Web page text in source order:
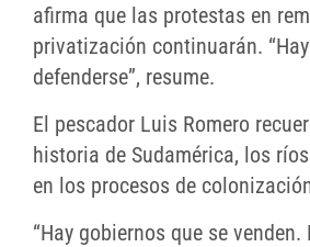
afirma que las protestas en
privatización continuarán.
defenderse”, resume.
El pescador Luis Romero
historia de Sudamérica, los
en los procesos de
“Hay gobiernos que se venden.